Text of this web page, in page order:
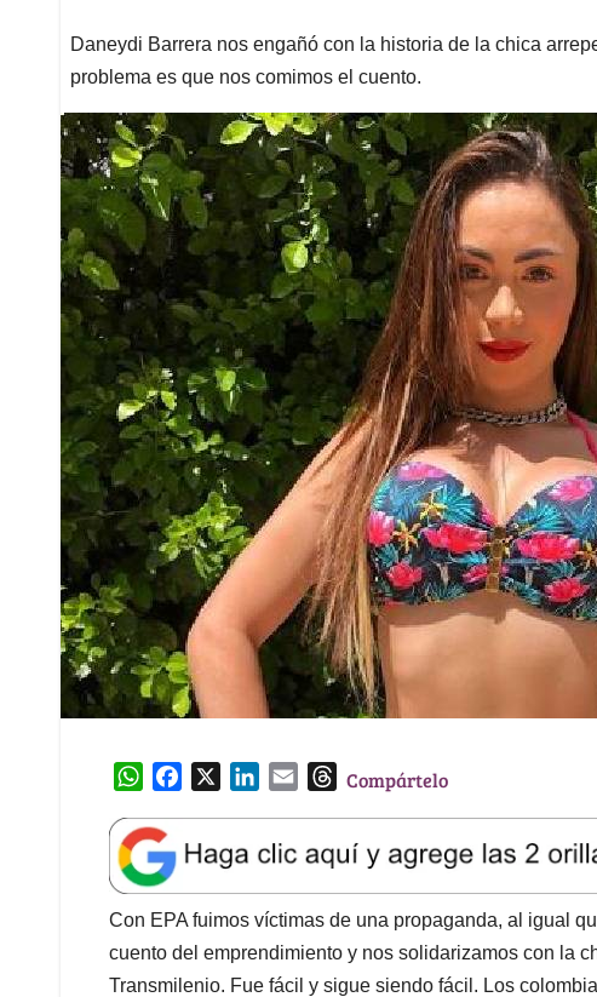
Daneydi Barrera nos engañó con la historia de la chica
problema es que nos comimos el cuento.
W
a
t
s
A
p
p
e
b
o
o
k
k
e
d
I
n
l
T
e
a
d
s
Compártelo
Con EPA fuimos víctimas de una propaganda, al igual
cuento del emprendimiento y nos solidarizamos con la
Transmilenio. Fue fácil y sigue siendo fácil. Los